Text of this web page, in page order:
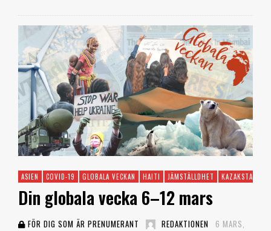
ASIEN COVID-19 GLOBALA VECKAN HAITI JÄMSTÄLLDHET KAZAKSTAN
Din globala vecka 6–12 mars
FÖR DIG SOM ÄR PRENUMERANT REDAKTIONEN
6 MARS,